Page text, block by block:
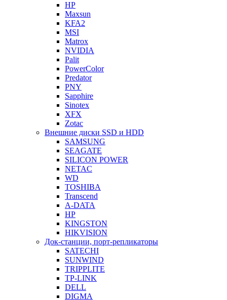
HP
Maxsun
KFA2
MSI
Matrox
NVIDIA
Palit
PowerColor
Predator
PNY
Sapphire
Sinotex
XFX
Zotac
Внешние диски SSD и HDD
SAMSUNG
SEAGATE
SILICON POWER
NETAC
WD
TOSHIBA
Transcend
A-DATA
HP
KINGSTON
HIKVISION
Док-станции, порт-репликаторы
SATECHI
SUNWIND
TRIPPLITE
TP-LINK
DELL
DIGMA